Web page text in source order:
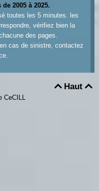
2005 à 2025.
toutes les 5 minutes. les
vérifiez bien la
des pages.
cas de sinistre, contactez
Haut
CeCILL